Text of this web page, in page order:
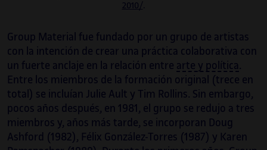
2010/
Group Material fue fundado por un grupo de artistas
con la intención de crear una práctica colaborativa con
un fuerte anclaje en la relación entre arte y política .
Entre los miembros de la formación original (trece en
total) se incluían Julie Ault y Tim Rollins. Sin embargo,
pocos años después, en 1981, el grupo se redujo a tres
miembros y, años más tarde, se incorporan Doug
Ashford (1982), Félix González-Torres (1987) y Karen